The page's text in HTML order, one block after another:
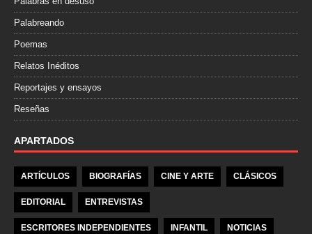
Palabreando
Poemas
Relatos Inéditos
Reportajes y ensayos
Reseñas
APARTADOS
ARTÍCULOS BIOGRAFÍAS CINE Y ARTE CLÁSICOS
EDITORIAL ENTREVISTAS
ESCRITORES INDEPENDIENTES INFANTIL NOTICIAS